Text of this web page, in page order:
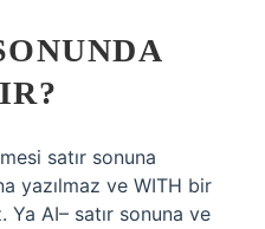
satır sonuna
yazılmaz ve WITH bir
Ya AI– satır sonuna ve